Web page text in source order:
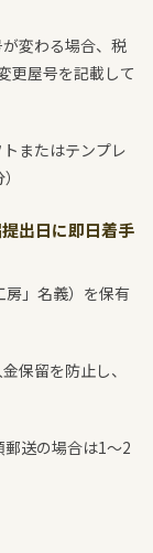
変わる場合、税
更屋号を記載して
またはテンプレ
出日に即日着手
房」名義）を保有
保留を防止し、
郵送の場合は1〜2